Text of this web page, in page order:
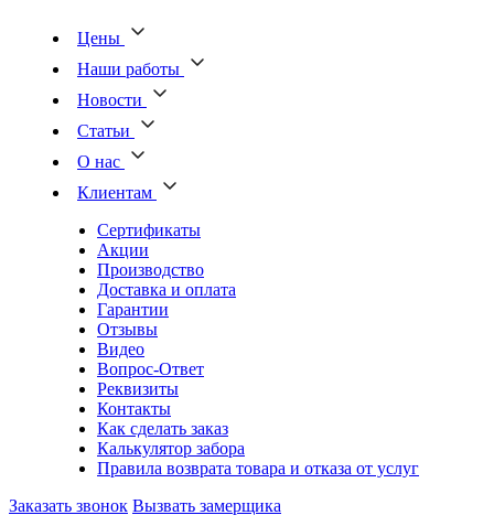
Цены
Наши работы
Новости
Статьи
О нас
Клиентам
Сертификаты
Акции
Производство
Доставка и оплата
Гарантии
Отзывы
Видео
Вопрос-Ответ
Реквизиты
Контакты
Как сделать заказ
Калькулятор забора
Правила возврата товара и отказа от услуг
Заказать звонок Вызвать замерщика